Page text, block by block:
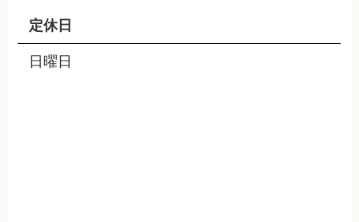
定休日
日曜日